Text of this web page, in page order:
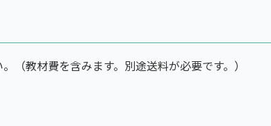
（教材費を含みます。別途送料が必要です。）